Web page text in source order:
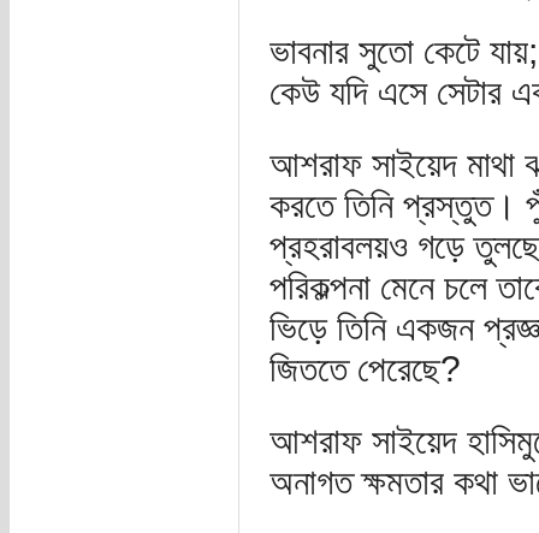
ভাবনার সুতো কেটে
কেউ যদি এসে সেটার
আশরাফ সাইয়েদ মাথা
করতে তিনি প্রস্তুত।
প্রহরাবলয়ও গড়ে
পরিকল্পনা মেনে চলে
ভিড়ে তিনি একজন
জিততে পেরেছে?
আশরাফ সাইয়েদ
অনাগত ক্ষমতার কথা